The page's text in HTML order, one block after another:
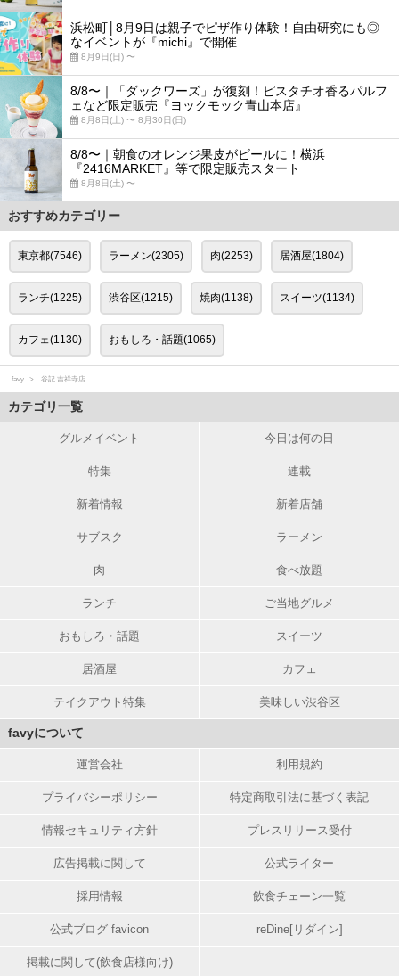
浜松町│8月9日は親子でピザ作り体験！自由研究にも◎
なイベントが『michi』で開催
8月9日(日) 〜
8/8〜｜「ダックワーズ」が復刻！ピスタチオ香るパルフ
ェなど限定販売『ヨックモック青山本店』
8月8日(土) 〜 8月30日(日)
8/8〜｜朝食のオレンジ果皮がビールに！横浜
『2416MARKET』等で限定販売スタート
8月8日(土) 〜
おすすめカテゴリー
東京都(7546) ラーメン(2305) 肉(2253) 居酒屋(1804)
ランチ(1225) 渋谷区(1215) 焼肉(1138) スイーツ(1134)
カフェ(1130) おもしろ・話題(1065)
favy 谷記 吉祥寺店
カテゴリ一覧
グルメイベント 今日は何の日
特集 連載
新着情報 新着店舗
サブスク ラーメン
肉 食べ放題
ランチ ご当地グルメ
おもしろ・話題 スイーツ
居酒屋 カフェ
テイクアウト特集 美味しい渋谷区
favyについて
運営会社 利用規約
プライバシーポリシー 特定商取引法に基づく表記
情報セキュリティ方針 プレスリリース受付
広告掲載に関して 公式ライター
採用情報 飲食チェーン一覧
公式ブログ favicon reDine[リダイン]
掲載に関して(飲食店様向け)